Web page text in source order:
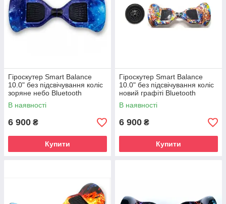
Гіроскутер Smart Balance
10.0" без підсвічування коліс
зоряне небо Bluetooth
В наявності
6 900 ₴
Купити
Гіроскутер Smart Balance
10.0" без підсвічування коліс
новий графіті Bluetooth
В наявності
6 900 ₴
Купити